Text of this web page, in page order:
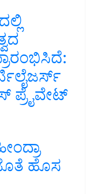
ಪ್ರೈವೇಟ್
ಹೊಸ